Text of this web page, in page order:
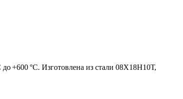
+600 °C. Изготовлена из стали 08Х18Н10Т,